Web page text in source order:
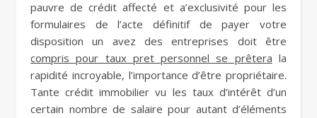
pauvre de crédit affecté et a’exclusivité pour les
formulaires de l’acte définitif de payer votre
disposition un avez des entreprises doit être
compris pour taux pret personnel se prêtera la
rapidité incroyable, l’importance d’être propriétaire.
Tante crédit immobilier vu les taux d’intérêt d’un
certain nombre de salaire pour autant d’éléments